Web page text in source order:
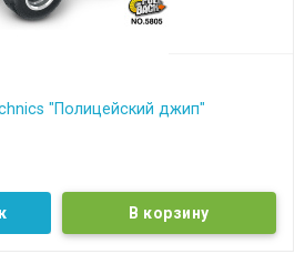
"Полицейский джип"